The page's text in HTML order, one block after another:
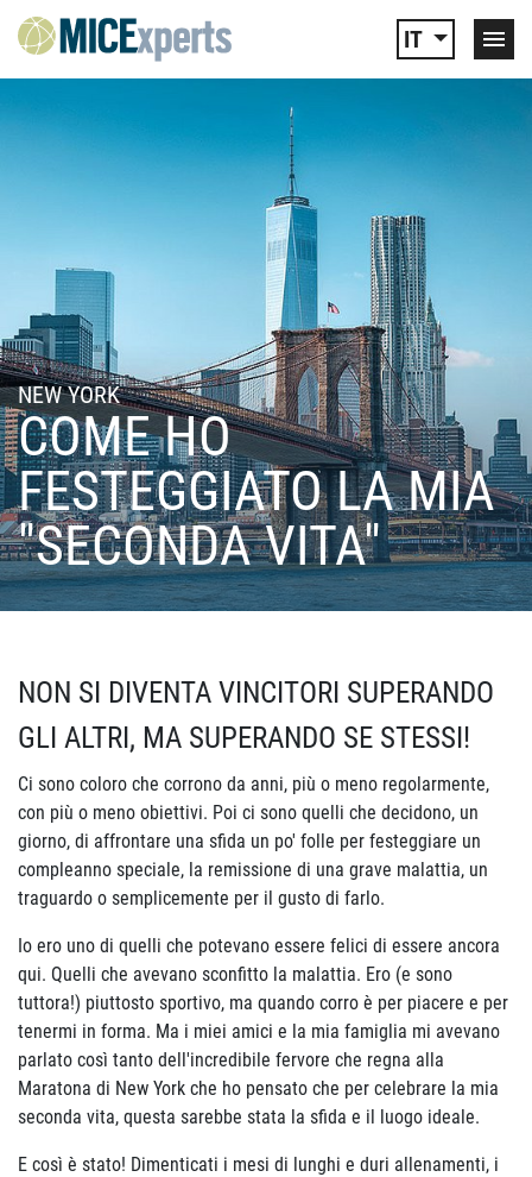
IT
NEW YORK
COME HO
FESTEGGIATO LA MIA
"SECONDA VITA"
NON SI DIVENTA VINCITORI SUPERANDO
GLI ALTRI, MA SUPERANDO SE STESSI!
Ci sono coloro che corrono da anni, più o meno regolarmente,
con più o meno obiettivi. Poi ci sono quelli che decidono, un
giorno, di affrontare una sfida un po' folle per festeggiare un
compleanno speciale, la remissione di una grave malattia, un
traguardo o semplicemente per il gusto di farlo.
Io ero uno di quelli che potevano essere felici di essere ancora
qui. Quelli che avevano sconfitto la malattia. Ero (e sono
tuttora!) piuttosto sportivo, ma quando corro è per piacere e per
tenermi in forma. Ma i miei amici e la mia famiglia mi avevano
parlato così tanto dell'incredibile fervore che regna alla
Maratona di New York che ho pensato che per celebrare la mia
seconda vita, questa sarebbe stata la sfida e il luogo ideale.
E così è stato! Dimenticati i mesi di lunghi e duri allenamenti, i